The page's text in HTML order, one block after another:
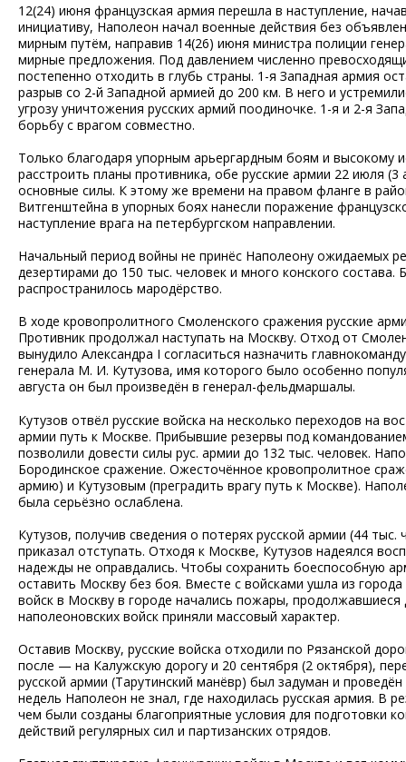
12(24) июня французская армия перешла в наступление,
инициативу, Наполеон начал военные действия без
мирным путём, направив 14(26) июня министра полиции
мирные предложения. Под давлением численно
постепенно отходить в глубь страны. 1-я Западная армия
разрыв со 2-й Западной армией до 200 км. В него и
угрозу уничтожения русских армий поодиночке. 1-я и 2-я
борьбу с врагом совместно.
Только благодаря упорным арьергардным боям и высокому
расстроить планы противника, обе русские армии 22 июля
основные силы. К этому же времени на правом фланге в
Витгенштейна в упорных боях нанесли поражение
наступление врага на петербургском направлении.
Начальный период войны не принёс Наполеону ожидаемых
дезертирами до 150 тыс. человек и много конского
распространилось мародёрство.
В ходе кровопролитного Смоленского сражения русские
Противник продолжал наступать на Москву. Отход от
вынудило Александра I согласиться назначить
генерала М. И. Кутузова, имя которого было особенно
августа он был произведён в генерал-фельдмаршалы.
Кутузов отвёл русские войска на несколько переходов на
армии путь к Москве. Прибывшие резервы под
позволили довести силы рус. армии до 132 тыс. человек.
Бородинское сражение. Ожесточённое кровопролитное
армию) и Кутузовым (преградить врагу путь к Москве).
была серьёзно ослаблена.
Кутузов, получив сведения о потерях русской армии (44
приказал отступать. Отходя к Москве, Кутузов надеялся
надежды не оправдались. Чтобы сохранить боеспособную
оставить Москву без боя. Вместе с войсками ушла из
войск в Москву в городе начались пожары,
наполеоновских войск приняли массовый характер.
Оставив Москву, русские войска отходили по Рязанской
после — на Калужскую дорогу и 20 сентября (2 октября),
русской армии (Тарутинский манёвр) был задуман и
недель Наполеон не знал, где находилась русская армия. В
чем были созданы благоприятные условия для подготовки
действий регулярных сил и партизанских отрядов.